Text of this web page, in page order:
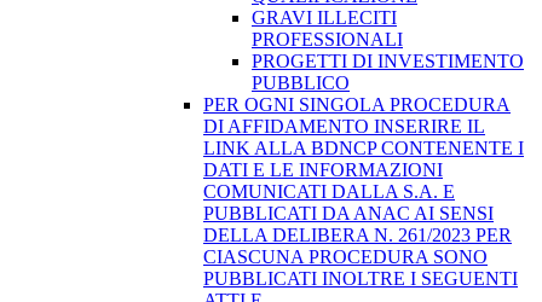
GRAVI ILLECITI
PROFESSIONALI
PROGETTI DI INVESTIMENTO
PUBBLICO
PER OGNI SINGOLA PROCEDURA
DI AFFIDAMENTO INSERIRE IL
LINK ALLA BDNCP CONTENENTE I
DATI E LE INFORMAZIONI
COMUNICATI DALLA S.A. E
PUBBLICATI DA ANAC AI SENSI
DELLA DELIBERA N. 261/2023 PER
CIASCUNA PROCEDURA SONO
PUBBLICATI INOLTRE I SEGUENTI